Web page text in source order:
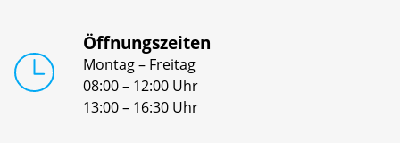
Öffnungszeiten
Montag – Freitag
08:00 – 12:00 Uhr
13:00 – 16:30 Uhr